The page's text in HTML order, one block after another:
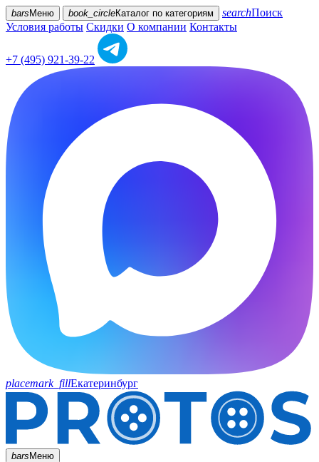
bars Меню book_circleКаталог по категориям searchПоиск
Условия работы Скидки О компании Контакты
+7 (495) 921-39-22
placemark_fillЕкатеринбург
barsМеню